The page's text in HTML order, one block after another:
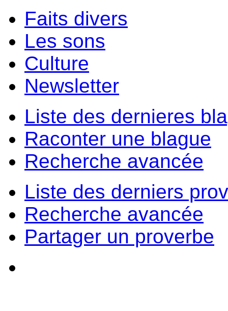
Faits divers
Les sons
Culture
Newsletter
Liste des dernieres
Raconter une blague
Recherche avancée
Liste des derniers
Recherche avancée
Partager un proverbe